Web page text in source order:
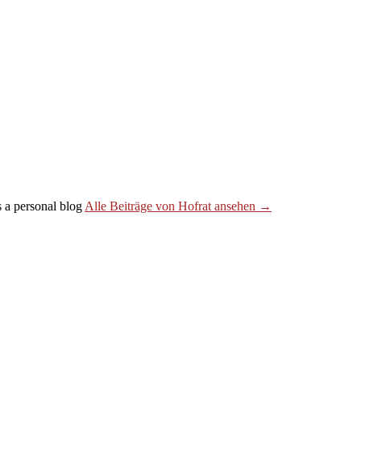
a personal blog Alle Beiträge von Hofrat ansehen →